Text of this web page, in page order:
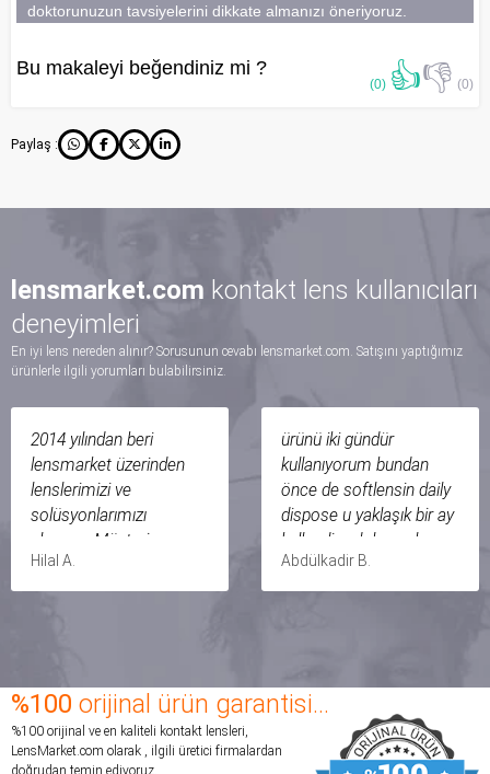
doktorunuzun tavsiyelerini dikkate almanızı öneriyoruz.
Bu makaleyi beğendiniz mi ?
(0) 👍👎 (0)
Paylaş :
lensmarket.com kontakt lens kullanıcıları
deneyimleri
En iyi lens nereden alınır? Sorusunun cevabı lensmarket.com. Satışını yaptığımız
ürünlerle ilgili yorumları bulabilirsiniz.
2014 yılından beri
lensmarket üzerinden
lenslerimizi ve
solüsyonlarımızı
alıyoruz. Müşteri
hizmetleri ve
memnuniyetine oldukça
her seferinde
siparişlerimizde
kendilerine güvenimiz bir
kez daha tazelendi. Gün
Hilal A.
ürünü iki gündür
kullanıyorum bundan
önce de softlensin daily
dispose u yaklaşık bir ay
kullandim dolayısıyla ona
göre bir karşılaştırma
yapicam oncelikle bu
hafif bir bulaniklilik
başladı 17 saate kadar
net görüş sağlıyor
üstelik tüm günümü
Abdülkadir B.
%100 orijinal ürün garantisi...
%100 orijinal ve en kaliteli kontakt lensleri,
LensMarket.com olarak , ilgili üretici firmalardan
doğrudan temin ediyoruz.